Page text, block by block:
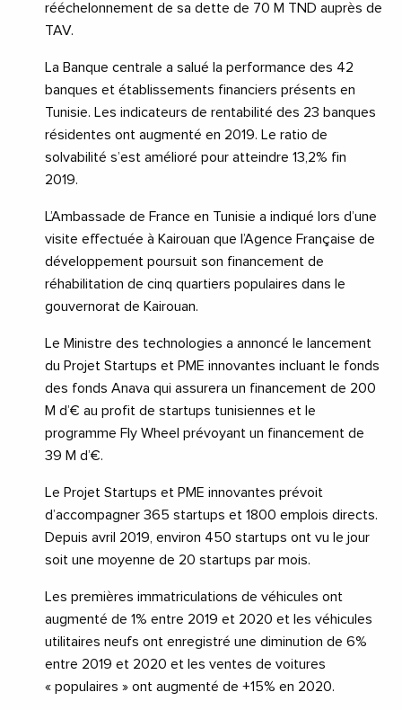
rééchelonnement de sa dette de 70 M TND auprès de
TAV.
La Banque centrale a salué la performance des 42
banques et établissements financiers présents en
Tunisie. Les indicateurs de rentabilité des 23 banques
résidentes ont augmenté en 2019. Le ratio de
solvabilité s’est amélioré pour atteindre 13,2% fin
2019.
L’Ambassade de France en Tunisie a indiqué lors d’une
visite effectuée à Kairouan que l’Agence Française de
développement poursuit son financement de
réhabilitation de cinq quartiers populaires dans le
gouvernorat de Kairouan.
Le Ministre des technologies a annoncé le lancement
du Projet Startups et PME innovantes incluant le fonds
des fonds Anava qui assurera un financement de 200
M d’€ au profit de startups tunisiennes et le
programme Fly Wheel prévoyant un financement de
39 M d’€.
Le Projet Startups et PME innovantes prévoit
d’accompagner 365 startups et 1800 emplois directs.
Depuis avril 2019, environ 450 startups ont vu le jour
soit une moyenne de 20 startups par mois.
Les premières immatriculations de véhicules ont
augmenté de 1% entre 2019 et 2020 et les véhicules
utilitaires neufs ont enregistré une diminution de 6%
entre 2019 et 2020 et les ventes de voitures
« populaires » ont augmenté de +15% en 2020.